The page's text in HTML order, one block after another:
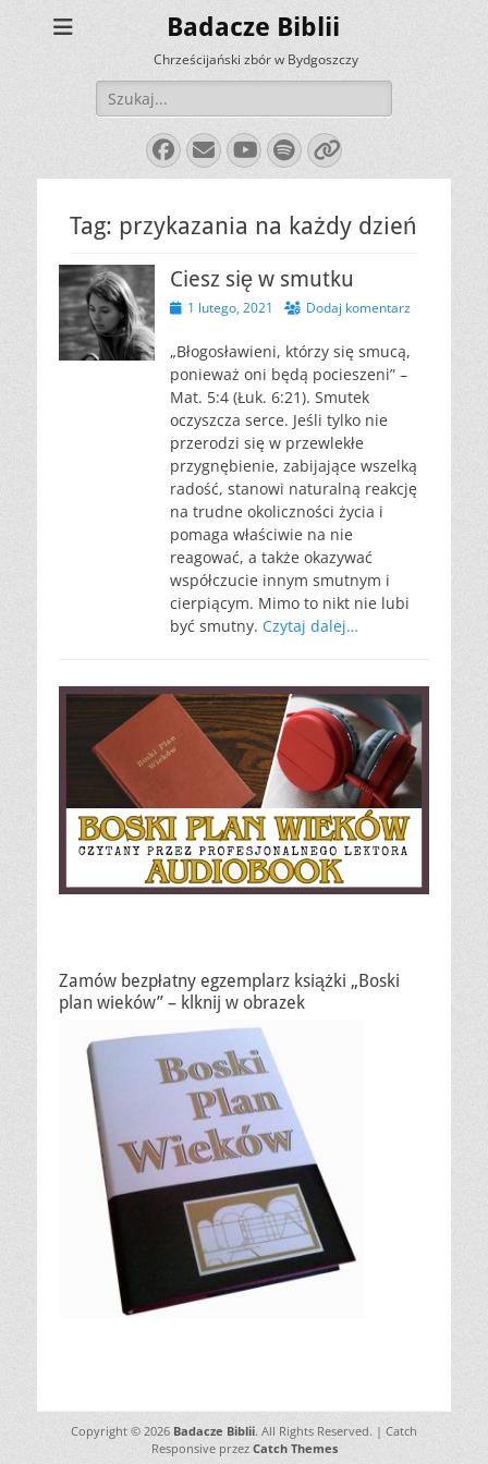
Badacze Biblii
Chrześcijański zbór w Bydgoszczy
Szukaj:
Facebook
E-
mail
YouTube
Spotify
Link
Tag: przykazania na każdy dzień
Ciesz się w smutku
Opublikowano
1 lutego, 2021 Dodaj komentarz
„Błogosławieni, którzy się smucą,
ponieważ oni będą pocieszeni” –
Mat. 5:4 (Łuk. 6:21). Smutek
oczyszcza serce. Jeśli tylko nie
przerodzi się w przewlekłe
przygnębienie, zabijające wszelką
radość, stanowi naturalną reakcję
na trudne okoliczności życia i
pomaga właściwie na nie
reagować, a także okazywać
współczucie innym smutnym i
cierpiącym. Mimo to nikt nie lubi
być smutny. Czytaj dalej…
Zamów bezpłatny egzemplarz książki „Boski
plan wieków” – klknij w obrazek
Copyright © 2026 Badacze Biblii. All Rights Reserved. | Catch
Responsive przez Catch Themes